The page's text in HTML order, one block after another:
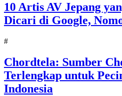
10 Artis AV Jepang
Dicari di Google,
#
Chordtela: Sumber
Terlengkap untuk
Indonesia